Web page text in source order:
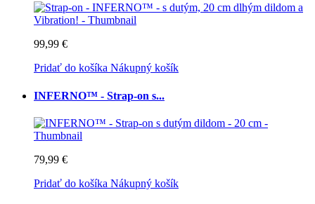
99,99 €
Pridať do košíka Nákupný košík
INFERNO™ - Strap-on s...
79,99 €
Pridať do košíka Nákupný košík